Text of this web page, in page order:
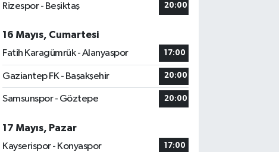
Rizespor - Beşiktaş
20:00
16 Mayıs, Cumartesi
Fatih Karagümrük - Alanyaspor
17:00
Gaziantep FK - Başakşehir 20:00
Samsunspor - Göztepe 20:00
17 Mayıs, Pazar
Kayserispor - Konyaspor
17:00